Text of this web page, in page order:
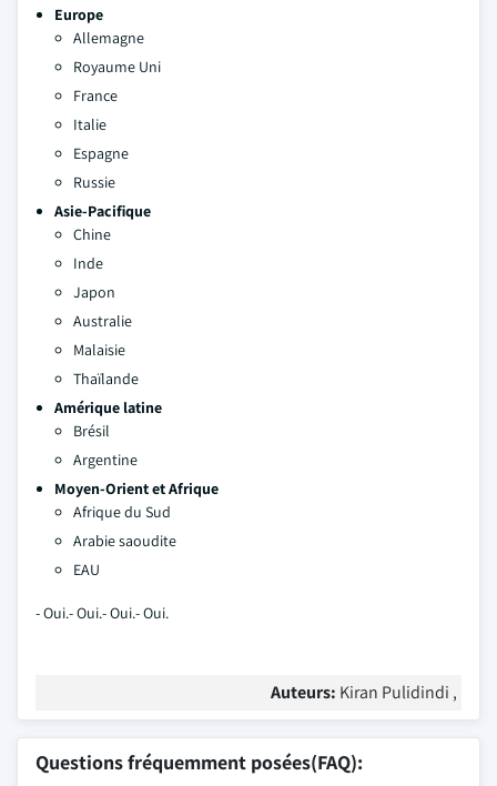
Europe
Allemagne
Royaume Uni
France
Italie
Espagne
Russie
Asie-Pacifique
Chine
Inde
Japon
Australie
Malaisie
Thaïlande
Amérique latine
Brésil
Argentine
Moyen-Orient et Afrique
Afrique du Sud
Arabie saoudite
EAU
- Oui.- Oui.- Oui.- Oui.
Auteurs: Kiran Pulidindi ,
Questions fréquemment posées(FAQ):